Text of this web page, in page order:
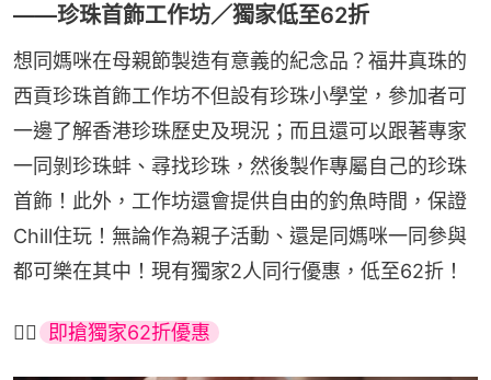
——珍珠首飾工作坊／獨家低至62折
想同媽咪在母親節製造有意義的紀念品？福井真珠的
西貢珍珠首飾工作坊不但設有珍珠小學堂，參加者可
一邊了解香港珍珠歷史及現況；而且還可以跟著專家
一同剝珍珠蚌、尋找珍珠，然後製作專屬自己的珍珠
首飾！此外，工作坊還會提供自由的釣魚時間，保證
Chill住玩！無論作為親子活動、還是同媽咪一同參與
都可樂在其中！現有獨家2人同行優惠，低至62折！
👉🏻 即搶獨家62折優惠